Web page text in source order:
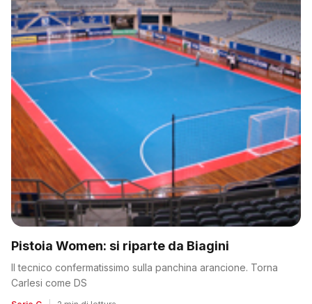
Pistoia Women: si riparte da Biagini
Il tecnico confermatissimo sulla panchina arancione. Torna
Carlesi come DS